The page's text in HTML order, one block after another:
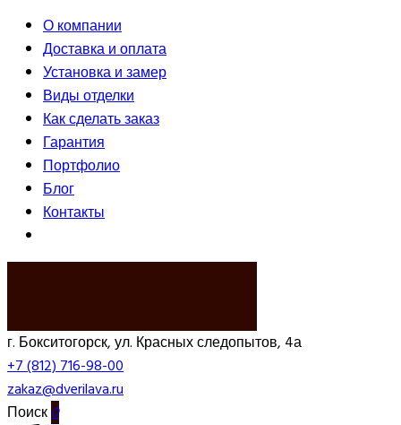
О компании
Доставка и оплата
Установка и замер
Виды отделки
Как сделать заказ
Гарантия
Портфолио
Блог
Контакты
г. Бокситогорск, ул. Красных следопытов, 4а
+7 (812) 716-98-00
zakaz@dverilava.ru
Поиск0